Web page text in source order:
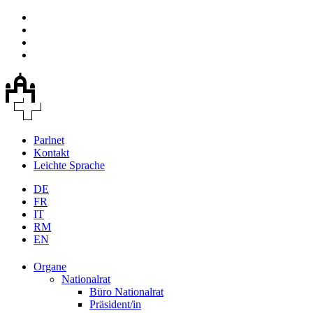
Parlnet
Kontakt
Leichte Sprache
DE
FR
IT
RM
EN
Organe
Nationalrat
Büro Nationalrat
Präsident/in